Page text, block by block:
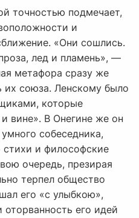
точностью подмечает,
и
«Они сошлись.
лед и пламень», —
метафора сразу же
их союза. Ленскому было
которые
вине». В Онегине же он
собеседника,
стихи и философские
очередь, презирая
терпел общество
его «с улыбкою»,
его идей